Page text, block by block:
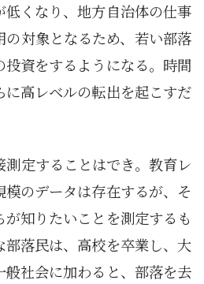
くなり、地方自治体の仕事
対象となるため、若い部落
投資をするようになる。時間
高レベルの転出を起こすだ
定することはでき。教育レ
のデータは存在するが、そ
知りたいことを測定するも
部落民は、高校を卒業し、大
社会に加わると、部落を去